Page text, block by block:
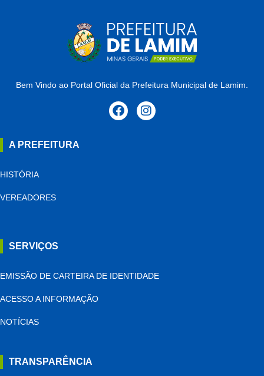
Bem Vindo ao Portal Oficial da Prefeitura Municipal de Lamim.
A PREFEITURA
HISTÓRIA
VEREADORES
SERVIÇOS
EMISSÃO DE CARTEIRA DE IDENTIDADE
ACESSO A INFORMAÇÃO
NOTÍCIAS
TRANSPARÊNCIA